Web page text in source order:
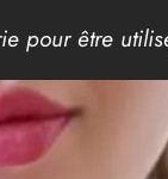
pour être